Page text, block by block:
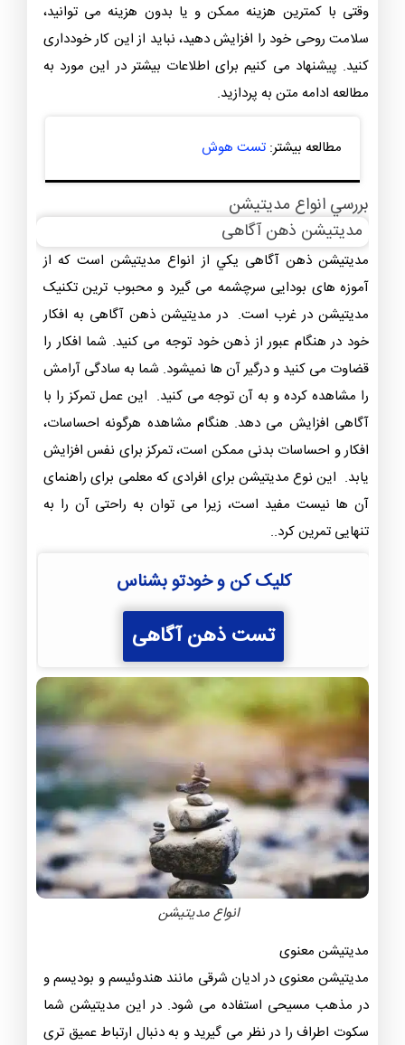
وقتی با کمترین هزینه ممکن و یا بدون هزینه می توانید،
سلامت روحی خود را افزایش دهید، نباید از این کار خودداری
کنید. پیشنهاد می کنیم برای اطلاعات بیشتر در این مورد به
مطالعه ادامه متن به پردازید.
مطالعه بیشتر: تست هوش
بررسي انواع مديتيشن
مدیتیشن ذهن آگاهی
مدیتیشن ذهن آگاهی يکي از انواع مديتيشن است که از
آموزه های بودایی سرچشمه می گیرد و محبوب ترین تکنیک
مدیتیشن در غرب است. در مدیتیشن ذهن آگاهی به افکار
خود در هنگام عبور از ذهن خود توجه می ‌کنید. شما افکار را
قضاوت می کنید و درگیر آن ها نمیشود. شما به سادگی آرامش
را مشاهده کرده و به آن توجه می کنید. این عمل تمرکز را با
آگاهی افزایش می دهد. هنگام مشاهده هرگونه احساسات،
افکار و احساسات بدنی ممکن است، تمرکز برای نفس افزایش
یابد. این نوع مدیتیشن برای افرادی که معلمی برای راهنمای
آن ها نیست مفید است، زیرا می توان به راحتی آن را به
تنهایی تمرین کرد..
کلیک کن و خودتو بشناس
تست ذهن آگاهی
انواع مدیتیشن
مدیتیشن معنوی
مدیتیشن معنوی در ادیان شرقی مانند هندوئیسم و بودیسم و
در مذهب مسیحی استفاده می شود. در این مدیتیشن شما
سکوت اطراف را در نظر می گیرید و به دنبال ارتباط عمیق تری